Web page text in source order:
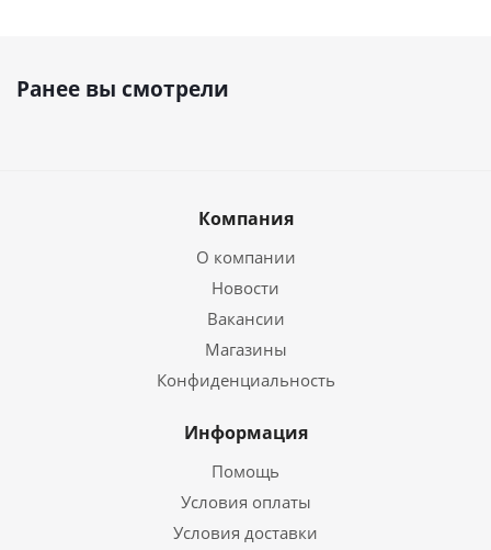
Ранее вы смотрели
Компания
О компании
Новости
Вакансии
Магазины
Конфиденциальность
Информация
Помощь
Условия оплаты
Условия доставки